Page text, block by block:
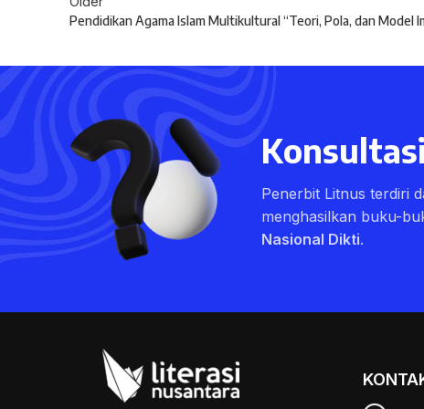
Pendidikan Agama Islam Multikultural “Teori, Pola, dan Model
Penerbit Litnus terdiri
menghasilkan buku-
Nasional Dikti.